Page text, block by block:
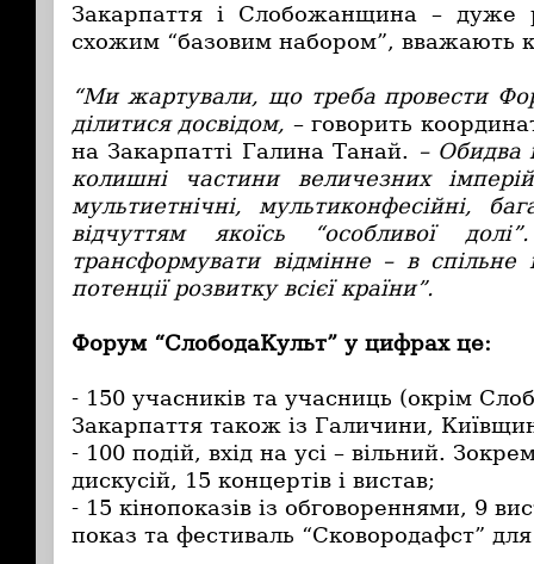
Закарпаття і Слобожанщина – дуже
схожим “базовим набором”, вважають
“Ми жартували, що треба провести
ділитися досвідом, – говорить
на Закарпатті Галина Танай. – Обидва
колишні частини величезних
мультиетнічні, мультиконфесійні,
відчуттям якоїсь “особливої
трансформувати відмінне – в
потенції розвитку всієї країни”.
Форум “СлободаКульт” у цифрах це:
- 150 учасників та учасниць (окрім
Закарпаття також із Галичини,
- 100 подій, вхід на усі – вільний.
дискусій, 15 концертів і вистав;
- 15 кінопоказів із обговореннями, 9
показ та фестиваль “Сковородафст” для